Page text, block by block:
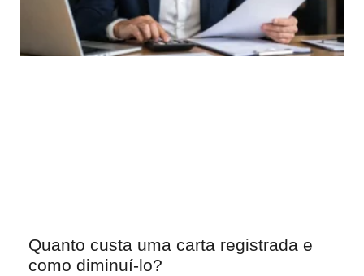
Quanto custa uma carta registrada e
como diminuí-lo?